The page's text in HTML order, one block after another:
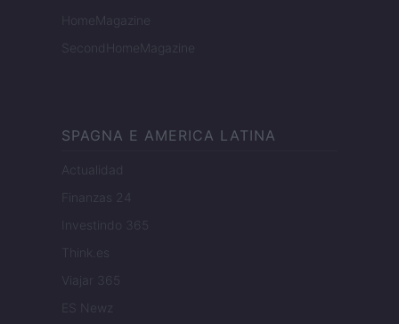
HomeMagazine
SecondHomeMagazine
SPAGNA E AMERICA LATINA
Actualidad
Finanzas 24
Investindo 365
Think.es
Viajar 365
ES Newz